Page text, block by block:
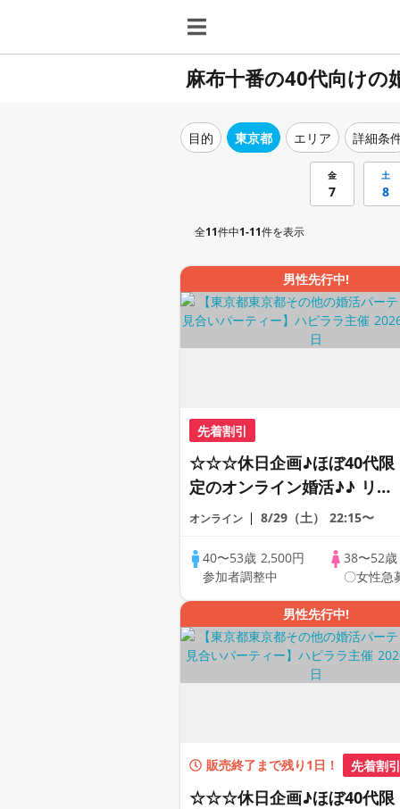
麻布十番の40代向けの
目的 東京都 エリア 詳細条
金
7
土
8
全11件中1-11件を表示
男性先行中!
先着割引
☆☆☆休日企画♪ほぼ40代限
定のオンライン婚活♪♪ リモ
ートの出会い応援♪♪ おうち
の方が対象☆ 司会進行あり
♪♪ THE 44s ONLINE
PARTY!!
オンライン 8/29（土） 22:15〜
40〜53歳 2,500円
参加者調整中
38〜52歳
〇女性急
男性先行中!
販売終了まで残り1日！ 先着割引
☆☆☆休日企画♪ほぼ40代限